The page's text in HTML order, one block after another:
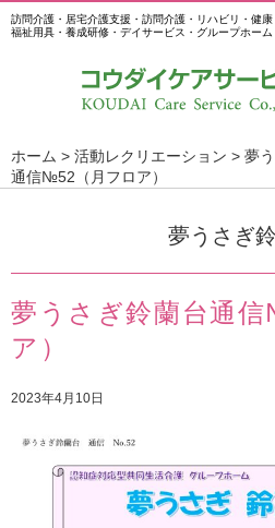
訪問介護・居宅介護支援・訪問介護・リハビリ・健康
福祉用具・養成研修・デイサービス・グループホーム
ホーム > 活動レクリエーション > 夢
通信№52（月フロア）
夢うさぎ
夢うさぎ鈴蘭台通
ア）
2023年4月10日